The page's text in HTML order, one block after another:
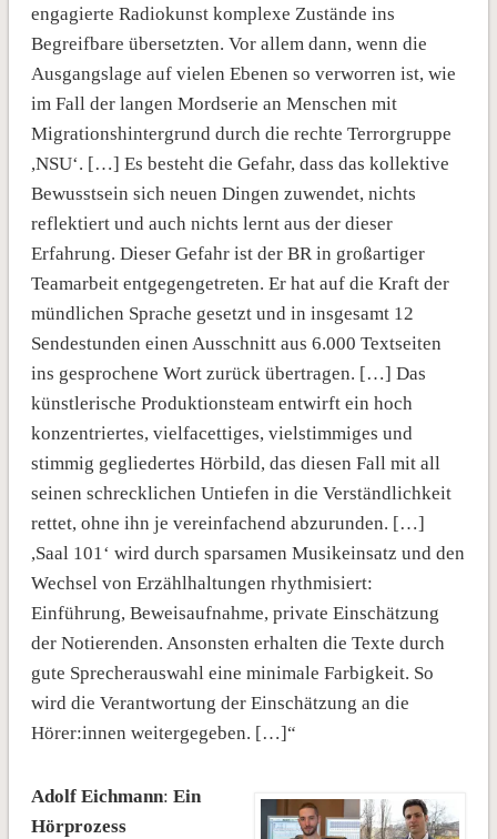
engagierte Radiokunst komplexe Zustände ins
Begreifbare übersetzten. Vor allem dann, wenn die
Ausgangslage auf vielen Ebenen so verworren ist, wie
im Fall der langen Mordserie an Menschen mit
Migrationshintergrund durch die rechte Terrorgruppe
,NSU‘. […] Es besteht die Gefahr, dass das kollektive
Bewusstsein sich neuen Dingen zuwendet, nichts
reflektiert und auch nichts lernt aus der dieser
Erfahrung. Dieser Gefahr ist der BR in großartiger
Teamarbeit entgegengetreten. Er hat auf die Kraft der
mündlichen Sprache gesetzt und in insgesamt 12
Sendestunden einen Ausschnitt aus 6.000 Textseiten
ins gesprochene Wort zurück übertragen. […] Das
künstlerische Produktionsteam entwirft ein hoch
konzentriertes, vielfacettiges, vielstimmiges und
stimmig gegliedertes Hörbild, das diesen Fall mit all
seinen schrecklichen Untiefen in die Verständlichkeit
rettet, ohne ihn je vereinfachend abzurunden. […]
,Saal 101‘ wird durch sparsamen Musikeinsatz und den
Wechsel von Erzählhaltungen rhythmisiert:
Einführung, Beweisaufnahme, private Einschätzung
der Notierenden. Ansonsten erhalten die Texte durch
gute Sprecherauswahl eine minimale Farbigkeit. So
wird die Verantwortung der Einschätzung an die
Hörer:innen weitergegeben. […]“
Adolf Eichmann: Ein
Hörprozess